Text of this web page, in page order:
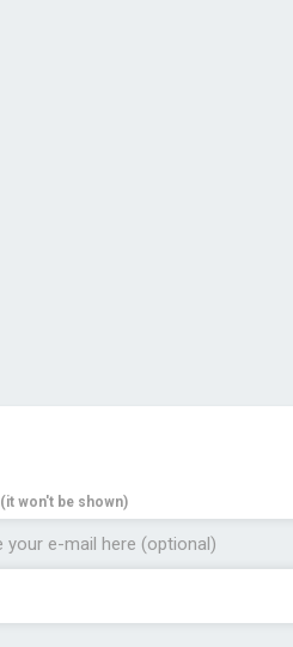
(it won't be shown)